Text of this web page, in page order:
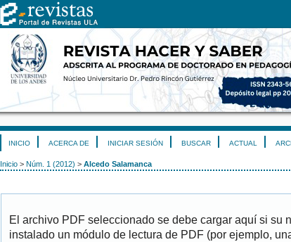
INICIO ACERCA DE INICIAR SESIÓN BUSCAR ACTUAL
Inicio > Núm. 1 (2012) > Alcedo Salamanca
El archivo PDF seleccionado se debe cargar aquí si su
instalado un módulo de lectura de PDF (por ejemplo,